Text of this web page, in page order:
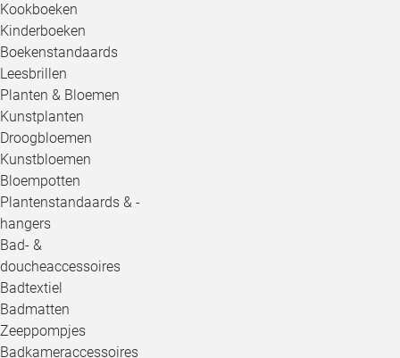
Kookboeken
Kinderboeken
Boekenstandaards
Leesbrillen
Planten & Bloemen
Kunstplanten
Droogbloemen
Kunstbloemen
Bloempotten
Plantenstandaards & -
hangers
Bad- &
doucheaccessoires
Badtextiel
Badmatten
Zeeppompjes
Badkameraccessoires